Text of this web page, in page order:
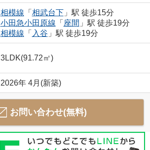
相模線 「 相武台下」駅 徒歩15分
小田急小田原線 「 座間 」駅 徒歩19分
相模線 「 入谷 」駅 徒歩19分
3LDK(91.72㎡)
2026年 4月(新築)
お問い合わせ(無料)